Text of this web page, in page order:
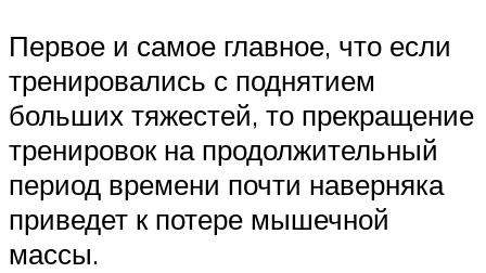
Первое и самое главное, что если
тренировались с поднятием
больших тяжестей, то прекращение
тренировок на продолжительный
период времени почти наверняка
приведет к потере мышечной
массы.